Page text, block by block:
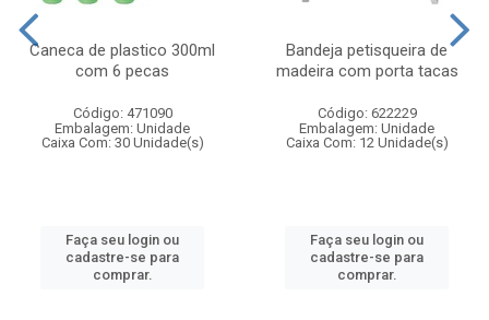
Caneca de plastico 300ml
com 6 pecas
Código: 471090
Embalagem: Unidade
Caixa Com: 30 Unidade(s)
Faça seu login ou
cadastre-se para
comprar.
Bandeja petisqueira de
madeira com porta tacas
Código: 622229
Embalagem: Unidade
Caixa Com: 12 Unidade(s)
Faça seu login ou
cadastre-se para
comprar.